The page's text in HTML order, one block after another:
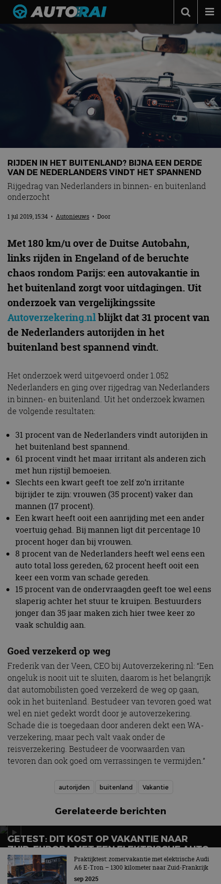
Autonieuws
MotorRAI.nl
RIJDEN IN HET BUITENLAND? BIJNA EEN DERDE
VAN DE NEDERLANDERS VINDT HET SPANNEND
Rijgedrag van Nederlanders in binnen- en buitenland
onderzocht
1 jul 2019, 15:34 • Autonieuws • Door
Met 180 km/u over de Duitse Autobahn,
links rijden in Engeland of de beruchte
chaos rondom Parijs: een autovakantie in
het buitenland zorgt voor uitdagingen. Uit
onderzoek van vergelijkingssite
Autoverzekering.nlblijkt dat 31 procent van
de Nederlanders autorijden in het
buitenland best spannend vindt.
Het onderzoek werd uitgevoerd onder 1.052
Nederlanders en ging over rijgedrag van Nederlanders
in binnen- en buitenland. Uit het onderzoek kwamen
de volgende resultaten:
31 procent van de Nederlanders vindt autorijden in
het buitenland best spannend.
61 procent vindt het maar irritant als anderen zich
met hun rijstijl bemoeien.
Slechts een kwart geeft toe zelf zo’n irritante
bijrijder te zijn: vrouwen (35 procent) vaker dan
mannen (17 procent).
Een kwart heeft ooit een aanrijding met een ander
voertuig gehad. Bij mannen ligt dit percentage 10
procent hoger dan bij vrouwen.
8 procent van de Nederlanders heeft wel eens een
auto total loss gereden, 62 procent heeft ooit een
keer een vorm van schade gereden.
15 procent van de ondervraagden geeft toe wel eens
slaperig achter het stuur te kruipen. Bestuurders
jonger dan 35 jaar maken zich hier twee keer zo
vaak schuldig aan.
Goed verzekerd op weg
Frederik van der Veen, CEO bij Autoverzekering.nl: “Een
ongeluk is nooit uit te sluiten, daarom is het belangrijk
dat automobilisten goed verzekerd de weg op gaan,
ook in het buitenland. Bestudeer van tevoren goed wat
wel en niet gedekt wordt door je autoverzekering.
Schade die is toegedaan door anderen dekt een WA-
verzekering, maar pech valt vaak onder de
reisverzekering. Bestudeer de voorwaarden van
tevoren dan ook goed om verrassingen te vermijden.”
autorijden buitenland Vakantie
Gerelateerde berichten
GETEST: DIT KOST OP VAKANTIE NAAR
ZUID-EUROPA MET EEN ELEKTRISCHE AUTO
ÉCHT! – AUTORAI TV
Inclusief een overzicht van de kosten
Praktijktest: zomervakantie met elektrische Audi
A6 E-Tron – 1300 kilometer naar Zuid-Frankrijk
sep 2025